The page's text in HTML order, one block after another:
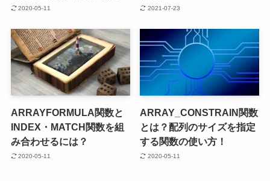
2020-05-11 2021-07-23
ARRAYFORMULA関数と
INDEX・MATCH関数を組
み合わせるには？
2020-05-11
ARRAY_CONSTRAIN関数
とは？配列のサイズを指定
する関数の使い方！
2020-05-11